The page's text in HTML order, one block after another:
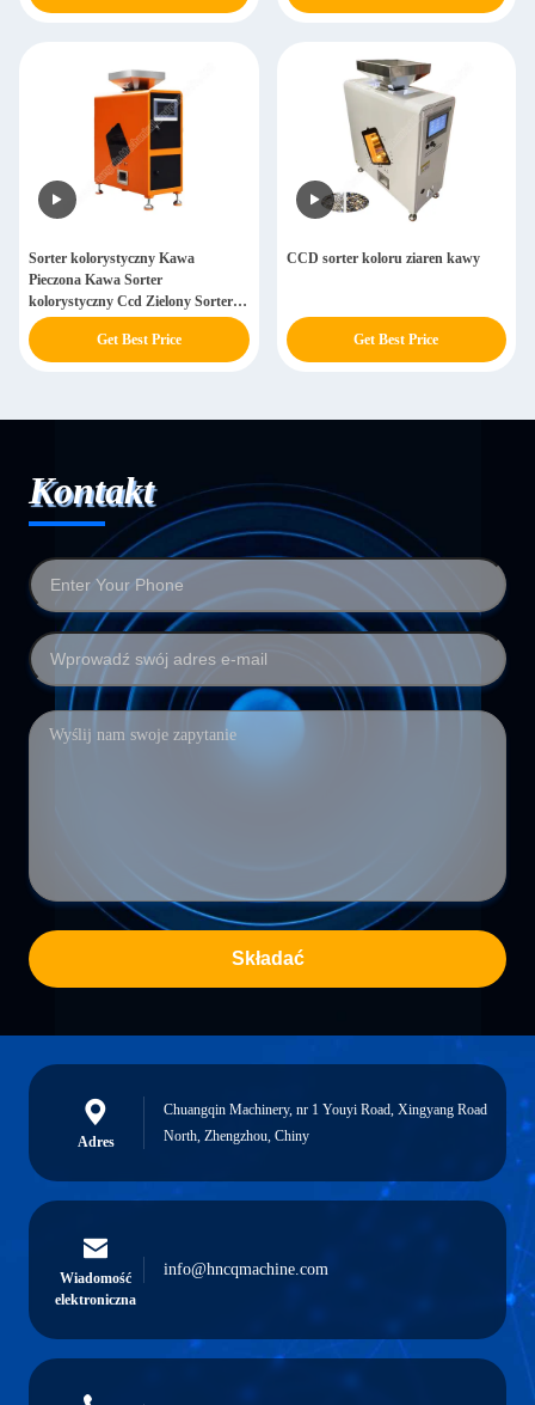
Sorter kolorystyczny Kawa
Pieczona Kawa Sorter
kolorystyczny Ccd Zielony Sorter
kolorystyczny ziarna kawy
Get Best Price
CCD sorter koloru ziaren kawy
Get Best Price
Kontakt
Składać
Adres
Chuangqin Machinery, nr 1 Youyi Road, Xingyang Road
North, Zhengzhou, Chiny
Wiadomość
elektroniczna
info@hncqmachine.com